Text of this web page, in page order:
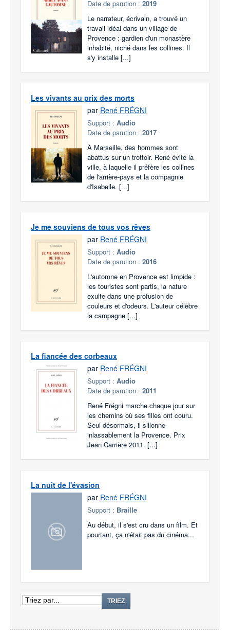
Date de parution : 2019
Le narrateur, écrivain, a trouvé un
travail idéal dans un village de
Provence : gardien d'un monastère
inhabité, niché dans les collines. Il
s'y installe [...]
Les vivants au prix des morts
par René FRÉGNI
Support : Audio
Date de parution : 2017
À Marseille, des hommes sont
abattus sur un trottoir. René évite la
ville, à laquelle il préfère les collines
de l'arrière-pays et la compagnie
d'Isabelle. [...]
Je me souviens de tous vos rêves
par René FRÉGNI
Support : Audio
Date de parution : 2016
L'automne en Provence est limpide :
les touristes sont partis, la nature
exulte dans une profusion de
couleurs et d'odeurs. L'auteur célèbre
la campagne [...]
La fiancée des corbeaux
par René FRÉGNI
Support : Audio
Date de parution : 2011
René Frégni marche chaque jour sur
les chemins où ses filles ont couru.
Seul désormais, il sillonne
inlassablement la Provence. Prix
Jean Carrière 2011. [...]
La nuit de l'évasion
par René FRÉGNI
Support : Braille
Au début, il s'est cru dans un film. Et
pourtant, ça n'était pas du cinéma...
TRIEZ